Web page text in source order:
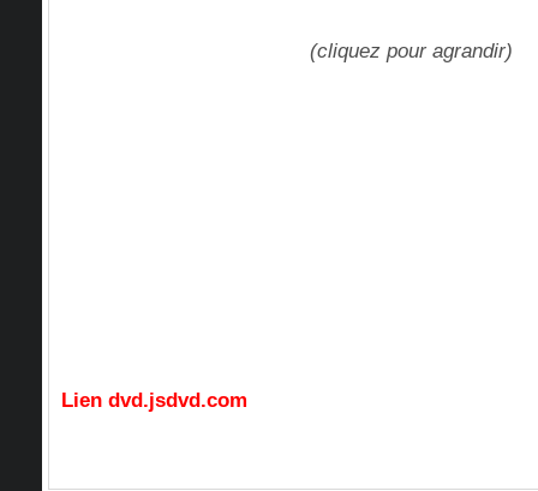
(cliquez pour agrandir)
Lien dvd.jsdvd.com